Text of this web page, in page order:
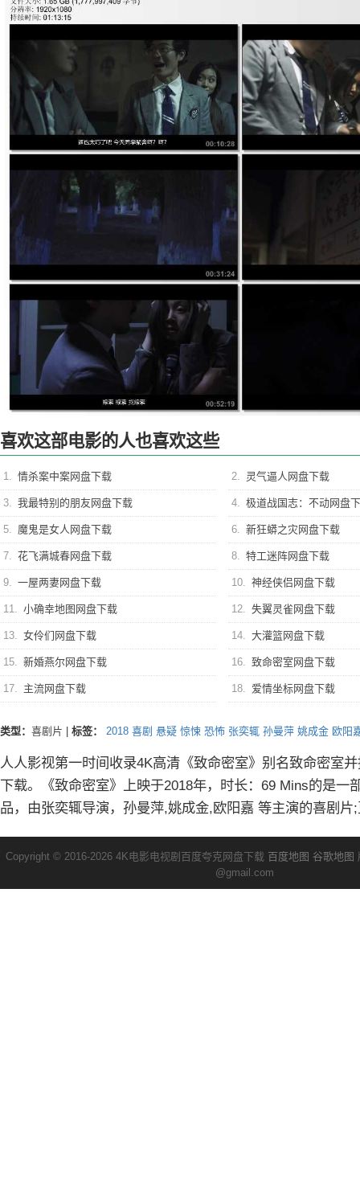
喜欢这部电影的人也喜欢这些
1. 情杀案中案网盘下载 2. 灵气逼人网盘下载
3. 我最特别的朋友网盘下载 4. 极道战国志：不动网盘
5. 魔鬼是女人网盘下载 6. 新狂蟒之灾网盘下载
7. 花飞满城春网盘下载 8. 特工迷阵网盘下载
9. 一屋两妻网盘下载 10. 神经侠侣网盘下载
11. 小确幸地图网盘下载 12. 失翼灵雀网盘下载
13. 女伶们网盘下载 14. 大灌篮网盘下载
15. 新婚燕尔网盘下载 16. 致命密室网盘下载
17. 主流网盘下载 18. 爱情坐标网盘下载
类型： 喜剧片 标签： 2018 喜剧 悬疑 惊悚 恐怖 张奕辄 孙曼萍 姚成金 欧阳
人人影视第一时间收录4K高清《致命密室》别名致命密室
下载。《致命密室》上映于2018年，时长：69 Mins的是一
品，由张奕辄导演，孙曼萍,姚成金,欧阳嘉 等主演的喜剧片
Copyright © 2016-2026 4K电影电视剧百度夸克网盘下载 百度地图 谷歌地图
@gmail.com